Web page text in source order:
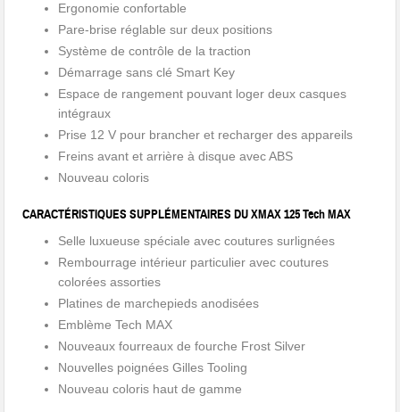
Ergonomie confortable
Pare-brise réglable sur deux positions
Système de contrôle de la traction
Démarrage sans clé Smart Key
Espace de rangement pouvant loger deux casques
intégraux
Prise 12 V pour brancher et recharger des appareils
Freins avant et arrière à disque avec ABS
Nouveau coloris
CARACTÉRISTIQUES SUPPLÉMENTAIRES DU XMAX 125 Tech MAX
Selle luxueuse spéciale avec coutures surlignées
Rembourrage intérieur particulier avec coutures
colorées assorties
Platines de marchepieds anodisées
Emblème Tech MAX
Nouveaux fourreaux de fourche Frost Silver
Nouvelles poignées Gilles Tooling
Nouveau coloris haut de gamme